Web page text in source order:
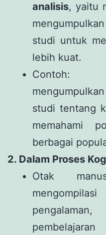
analisis, yaitu
studi untuk
lebih kuat.
Contoh:
studi tentang
memahami
berbagai
2. Dalam Proses
Otak